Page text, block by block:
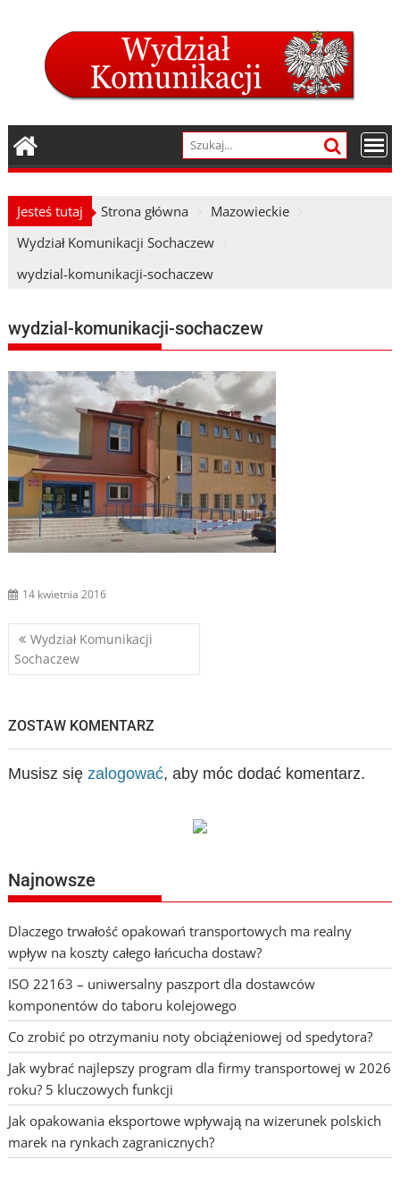
Jesteś tutaj Strona główna
Mazowieckie
Wydział Komunikacji Sochaczew
wydzial-komunikacji-sochaczew
wydzial-komunikacji-sochaczew
14 kwietnia 2016
Nawigacja
wpisu
Wydział Komunikacji
Sochaczew
ZOSTAW KOMENTARZ
Musisz się zalogować, aby móc dodać komentarz.
Najnowsze
Dlaczego trwałość opakowań transportowych ma realny
wpływ na koszty całego łańcucha dostaw?
ISO 22163 – uniwersalny paszport dla dostawców
komponentów do taboru kolejowego
Co zrobić po otrzymaniu noty obciążeniowej od spedytora?
Jak wybrać najlepszy program dla firmy transportowej w 2026
roku? 5 kluczowych funkcji
Jak opakowania eksportowe wpływają na wizerunek polskich
marek na rynkach zagranicznych?